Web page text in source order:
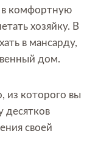
в комфортную
хозяйку. В
в мансарду,
дом.
из которого вы
десятков
своей